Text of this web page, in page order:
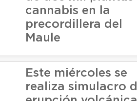
cannabis en la
precordillera del
Maule
Este miércoles se
realiza simulacro